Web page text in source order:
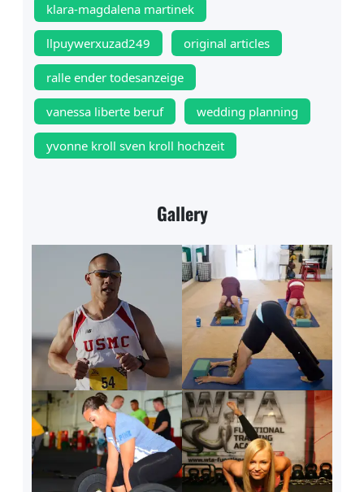
klara-magdalena martinek
llpuywerxuzad249 original articles
ralle ender todesanzeige
vanessa liberte beruf wedding planning
yvonne kroll sven kroll hochzeit
Gallery